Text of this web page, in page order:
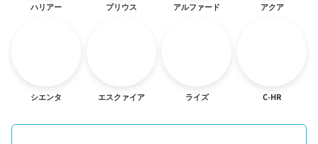
ハリアー プリウス アルファード アクア
シエンタ エスクァイア ライズ C-HR